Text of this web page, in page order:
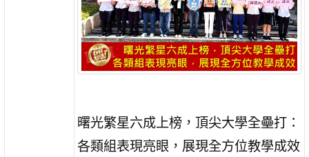
曙光繁星六成上榜，頂尖大學全壘打：
各類組表現亮眼，展現全方位教學成效